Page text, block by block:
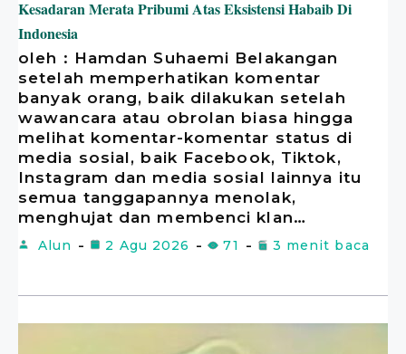
Kesadaran Merata Pribumi Atas Eksistensi Habaib Di
Indonesia
oleh : Hamdan Suhaemi Belakangan
setelah memperhatikan komentar
banyak orang, baik dilakukan setelah
wawancara atau obrolan biasa hingga
melihat komentar-komentar status di
media sosial, baik Facebook, Tiktok,
Instagram dan media sosial lainnya itu
semua tanggapannya menolak,
menghujat dan membenci klan…
Alun 2 Agu 2026 71 3 menit baca